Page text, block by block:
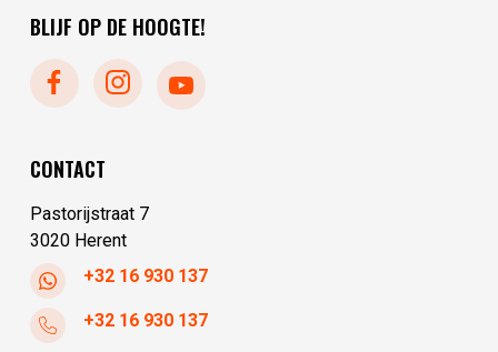
zondag
dinsdag
donderdag
vrijdag
zondag
BLIJF OP DE HOOGTE!
CONTACT
Pastorijstraat 7
3020 Herent
+32 16 930 137
+32 16 930 137